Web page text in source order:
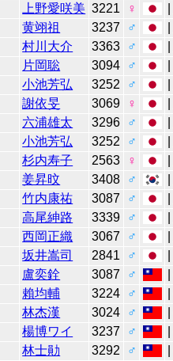
上野愛咲美 3221 ♀
黄翊祖 3237 ♂
村川大介 3363 ♂
片岡聡 3094 ♂
小池芳弘 3252 ♂
謝依旻 3069 ♀
六浦雄太 3296 ♂
小池芳弘 3252 ♂
杉内寿子 2563 ♀
姜昇旼 3408 ♂
竹内康祐 3087 ♂
高尾紳路 3339 ♂
西岡正織 3067 ♂
坂井嵩司 2841 ♂
盧奕銓 3087 ♂
賴均輔 3224 ♂
林杰漢 3024 ♂
楊博ワイ 3237 ♂
林士勛 3292 ♂